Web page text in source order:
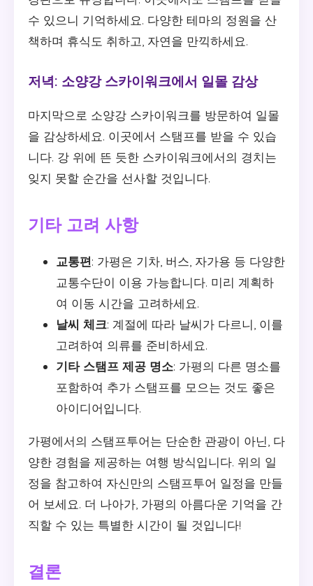
수 있으니 기억하세요. 다양한 테마의 정원을 산
책하며 휴식도 취하고, 자연을 만끽하세요.
저녁: 소양강 스카이워크에서 일몰 감상
마지막으로 소양강 스카이워크를 방문하여 일몰
을 감상하세요. 이곳에서 스탬프를 받을 수 있습
니다. 강 위에 뜬 듯한 스카이워크에서의 경치는
잊지 못할 순간을 선사할 것입니다.
기타 고려 사항
교통편: 가평은 기차, 버스, 자가용 등 다양한
교통수단이 이용 가능합니다. 미리 계획하
여 이동 시간을 고려하세요.
날씨 체크: 계절에 따라 날씨가 다르니, 이를
고려하여 의류를 준비하세요.
기타 스탬프 제공 명소: 가평의 다른 명소를
포함하여 추가 스탬프를 모으는 것도 좋은
아이디어입니다.
가평에서의 스탬프투어는 단순한 관광이 아닌, 다
양한 경험을 제공하는 여행 방식입니다. 위의 일
정을 참고하여 자신만의 스탬프투어 일정을 만들
어 보세요. 더 나아가, 가평의 아름다운 기억을 간
직할 수 있는 특별한 시간이 될 것입니다!
결론